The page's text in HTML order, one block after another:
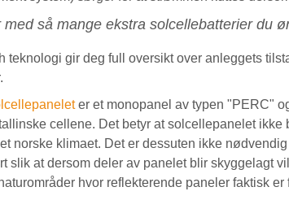
med så mange ekstra solcellebatterier du
teknologi gir deg full oversikt over anleggets
er et monopanel av typen "PERC"
cellene. Det betyr at solcellepanelet
norske klimaet. Det er dessuten ikke
slik at dersom deler av panelet blir skyggelagt
hvor reflekterende paneler faktisk er